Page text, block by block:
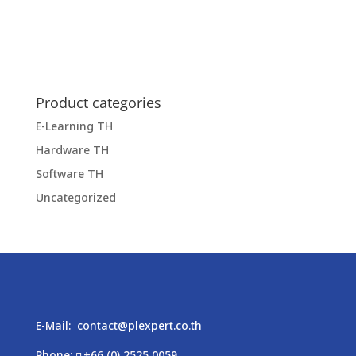
Product categories
E-Learning TH
Hardware TH
Software TH
Uncategorized
E-Mail: contact@plexpert.co.th